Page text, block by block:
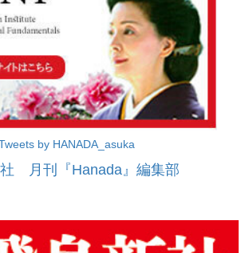
by HANADA_asuka
月刊『Hanada』編集部